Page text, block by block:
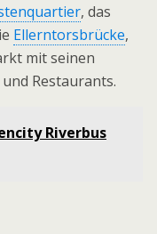
, das
Ellerntorsbrücke,
mit seinen
Restaurants.
Riverbus